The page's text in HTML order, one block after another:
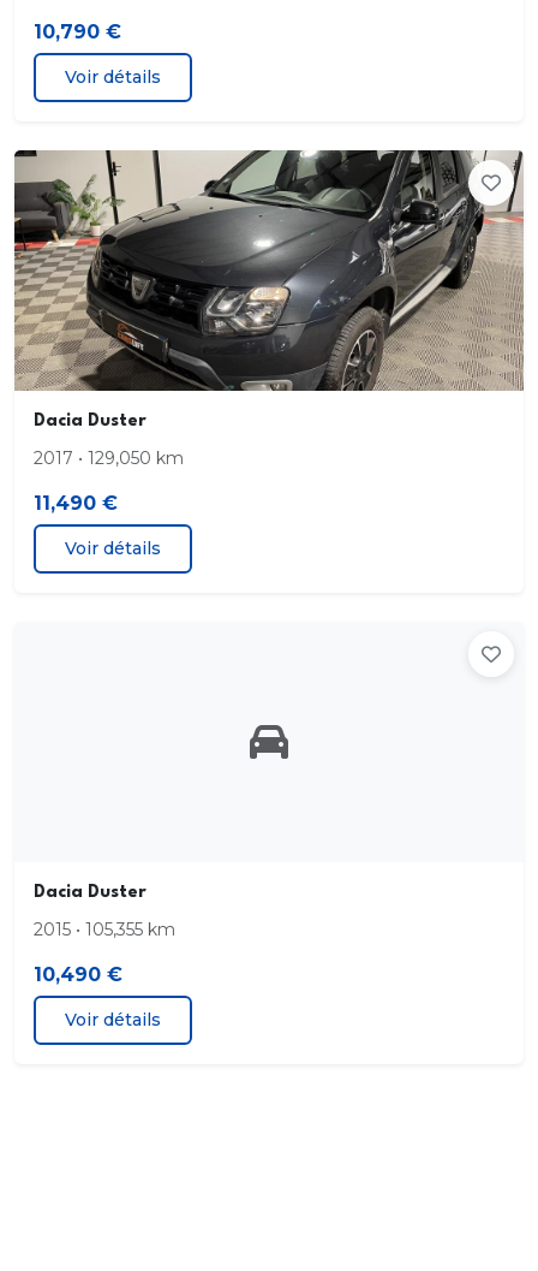
Lunette AR dégivrante
Peinture opaque
Poignées de portes extérieures noires
Poignées de portes intérieures noires
Rétroviseurs extérieurs à réglages manuel
Rétroviseurs extérieurs noirs
Sellerie Ambiance
places latérales du 2eme rang
Vitres teintées
10,790 €
Voir détails
Dacia Duster
2017 • 129,050 km
11,490 €
Voir détails
Dacia Duster
2015 • 105,355 km
10,490 €
Voir détails